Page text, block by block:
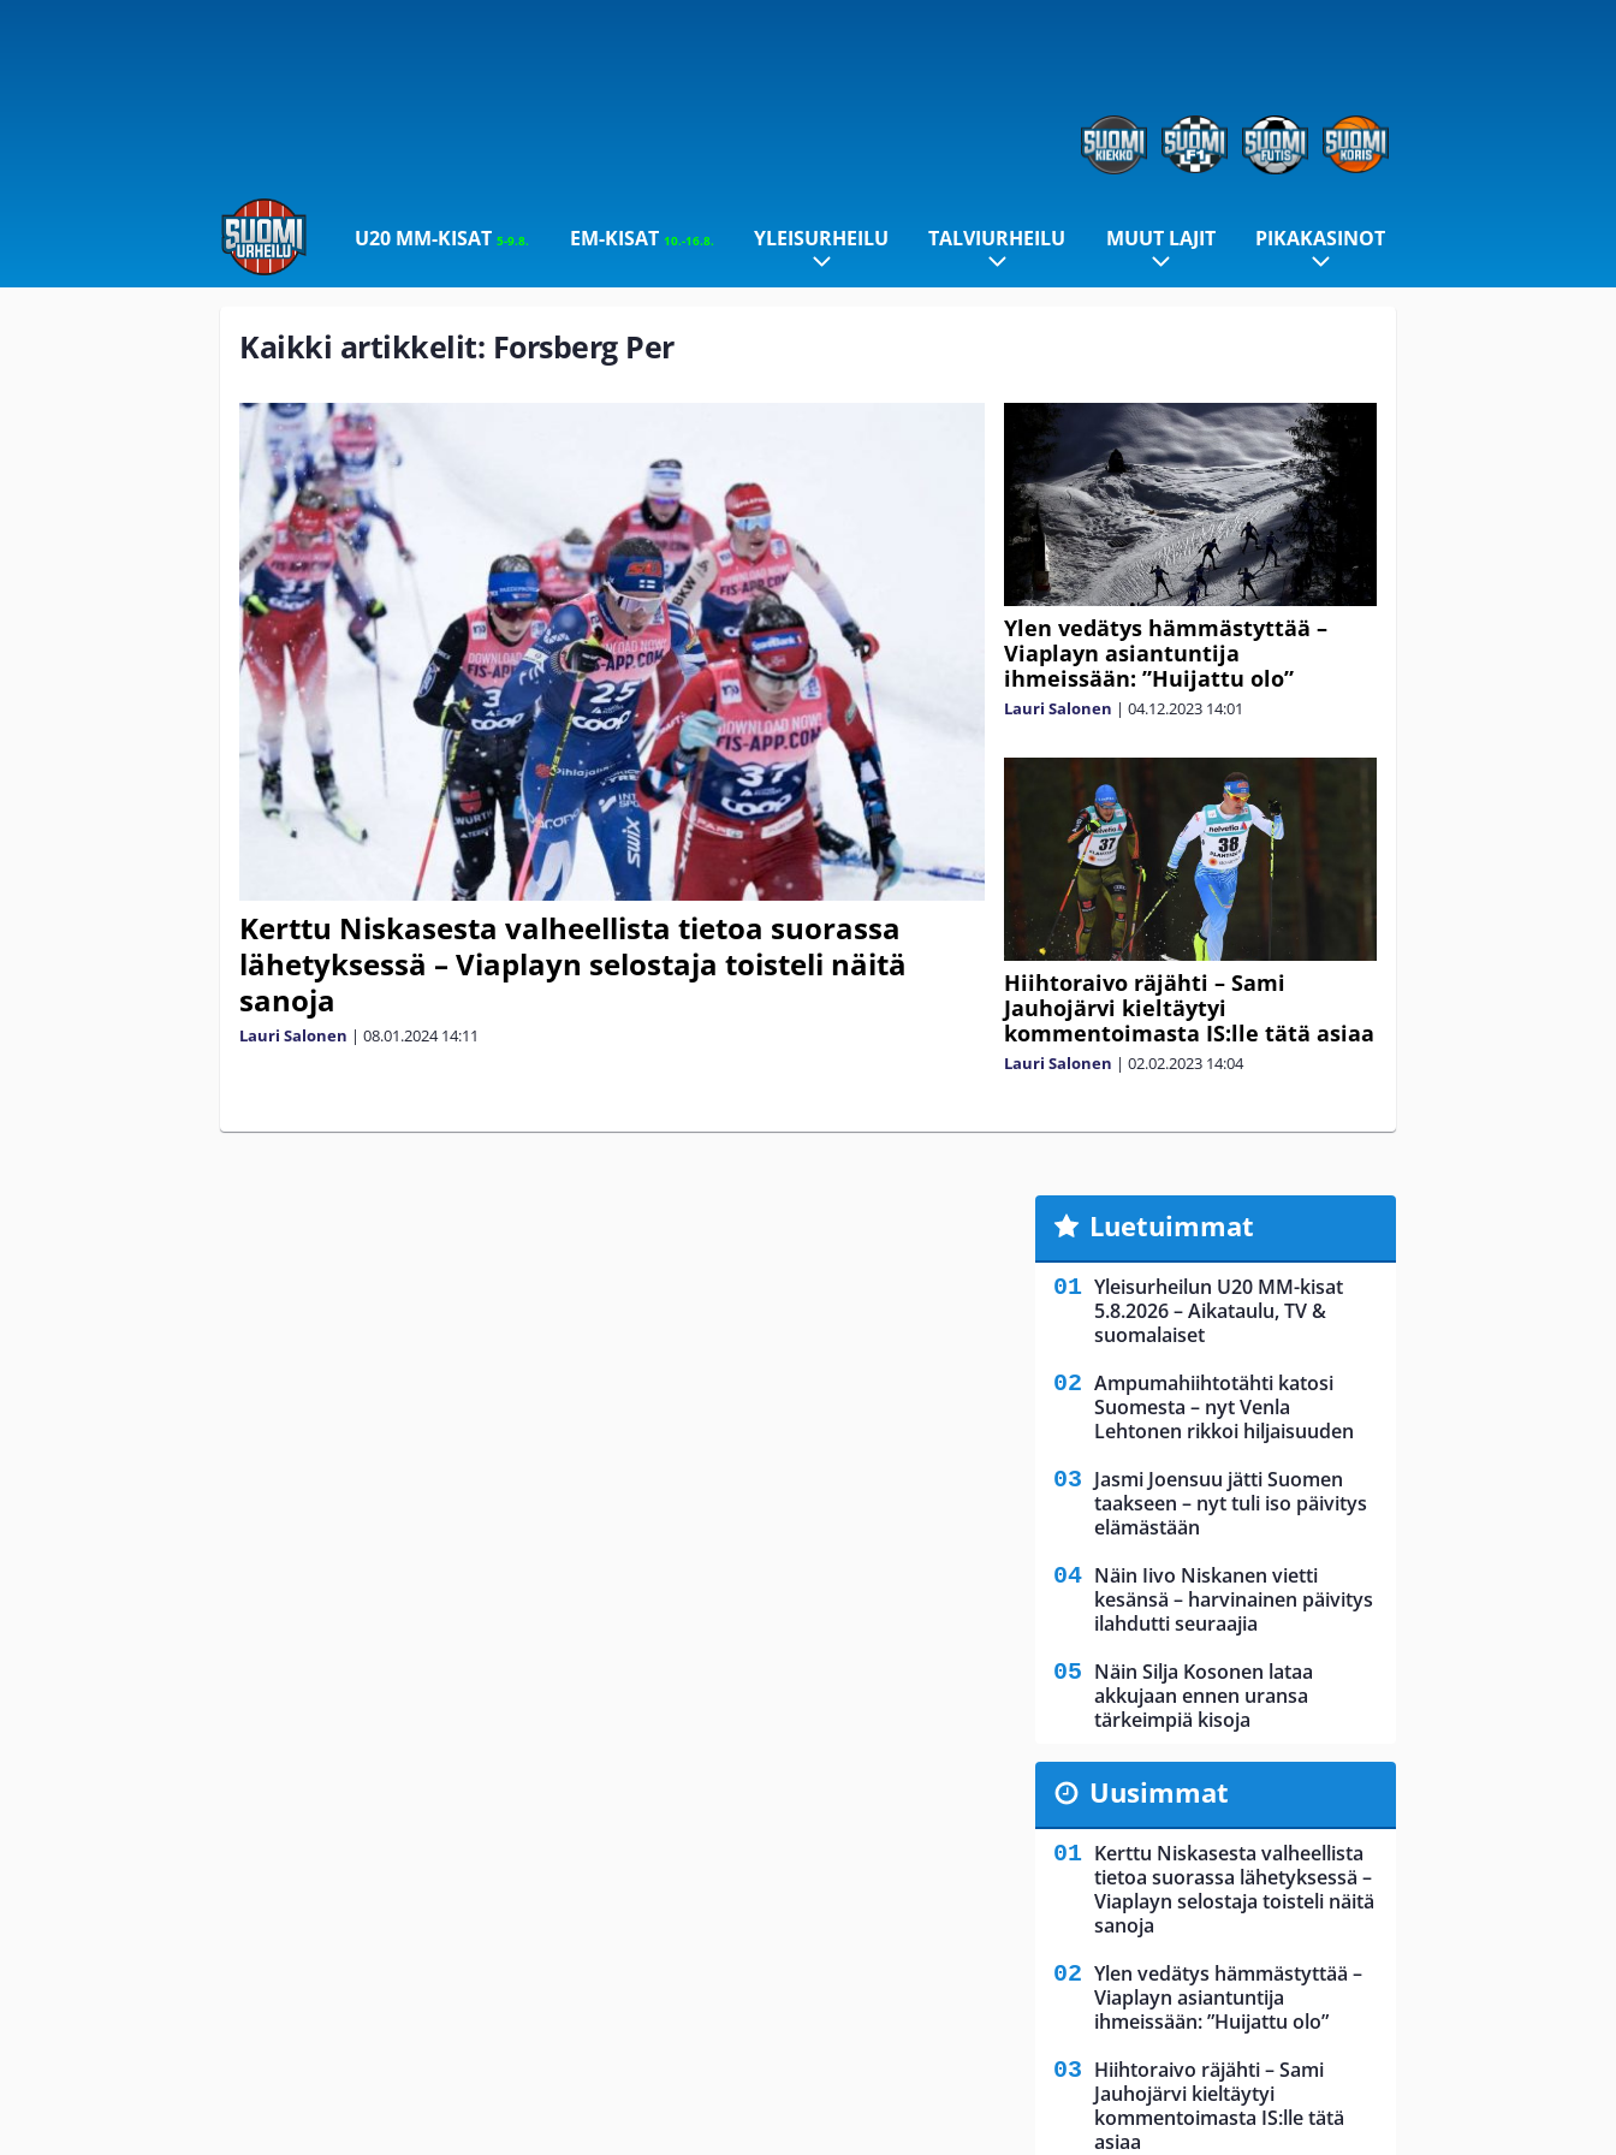
U20 MM-KISAT5-9.8. EM-KISAT 10.-16.8. YLEISURHEILU TALVIURHEILU MUUT LAJIT PIKAKASINOT
Kaikki artikkelit: Forsberg Per
Kerttu Niskasesta valheellista tietoa suorassa
lähetyksessä – Viaplayn selostaja toisteli näitä
sanoja
Lauri Salonen | 08.01.2024 14:11
Ylen vedätys hämmästyttää –
Viaplayn asiantuntija
ihmeissään: ”Huijattu olo”
Lauri Salonen | 04.12.2023 14:01
Hiihtoraivo räjähti – Sami
Jauhojärvi kieltäytyi
kommentoimasta IS:lle tätä asiaa
Lauri Salonen | 02.02.2023 14:04
Luetuimmat
Yleisurheilun U20 MM-kisat
5.8.2026 – Aikataulu, TV &
suomalaiset
Ampumahiihtotähti katosi
Suomesta – nyt Venla
Lehtonen rikkoi hiljaisuuden
Jasmi Joensuu jätti Suomen
taakseen – nyt tuli iso päivitys
elämästään
Näin Iivo Niskanen vietti
kesänsä – harvinainen päivitys
ilahdutti seuraajia
Näin Silja Kosonen lataa
akkujaan ennen uransa
tärkeimpiä kisoja
Uusimmat
Kerttu Niskasesta valheellista
tietoa suorassa lähetyksessä –
Viaplayn selostaja toisteli näitä
sanoja
Ylen vedätys hämmästyttää –
Viaplayn asiantuntija
ihmeissään: ”Huijattu olo”
Hiihtoraivo räjähti – Sami
Jauhojärvi kieltäytyi
kommentoimasta IS:lle tätä
asiaa